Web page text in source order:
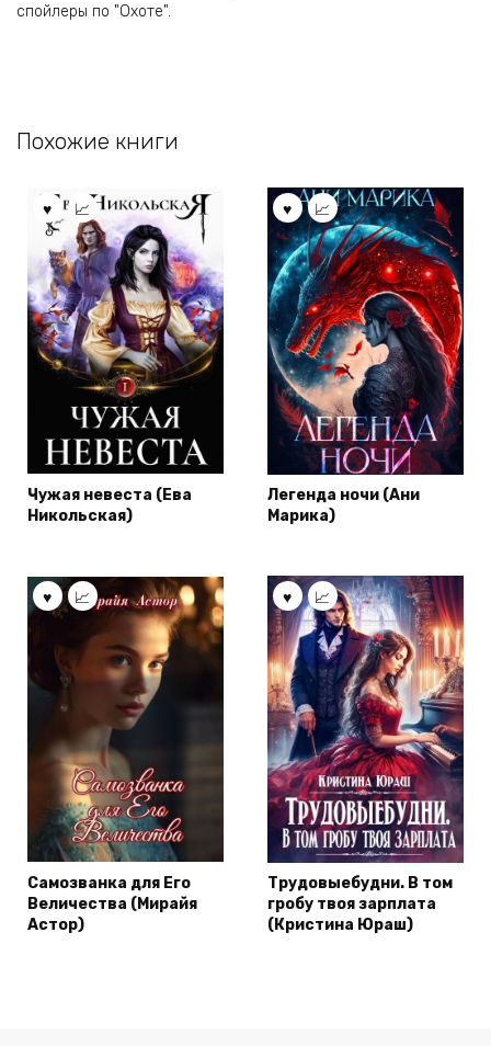
спойлеры по "Охоте".
Похожие книги
Чужая невеста (Ева
Никольская)
Легенда ночи (Ани
Марика)
Самозванка для Его
Величества (Мирайя
Астор)
Трудовыебудни. В том
гробу твоя зарплата
(Кристина Юраш)